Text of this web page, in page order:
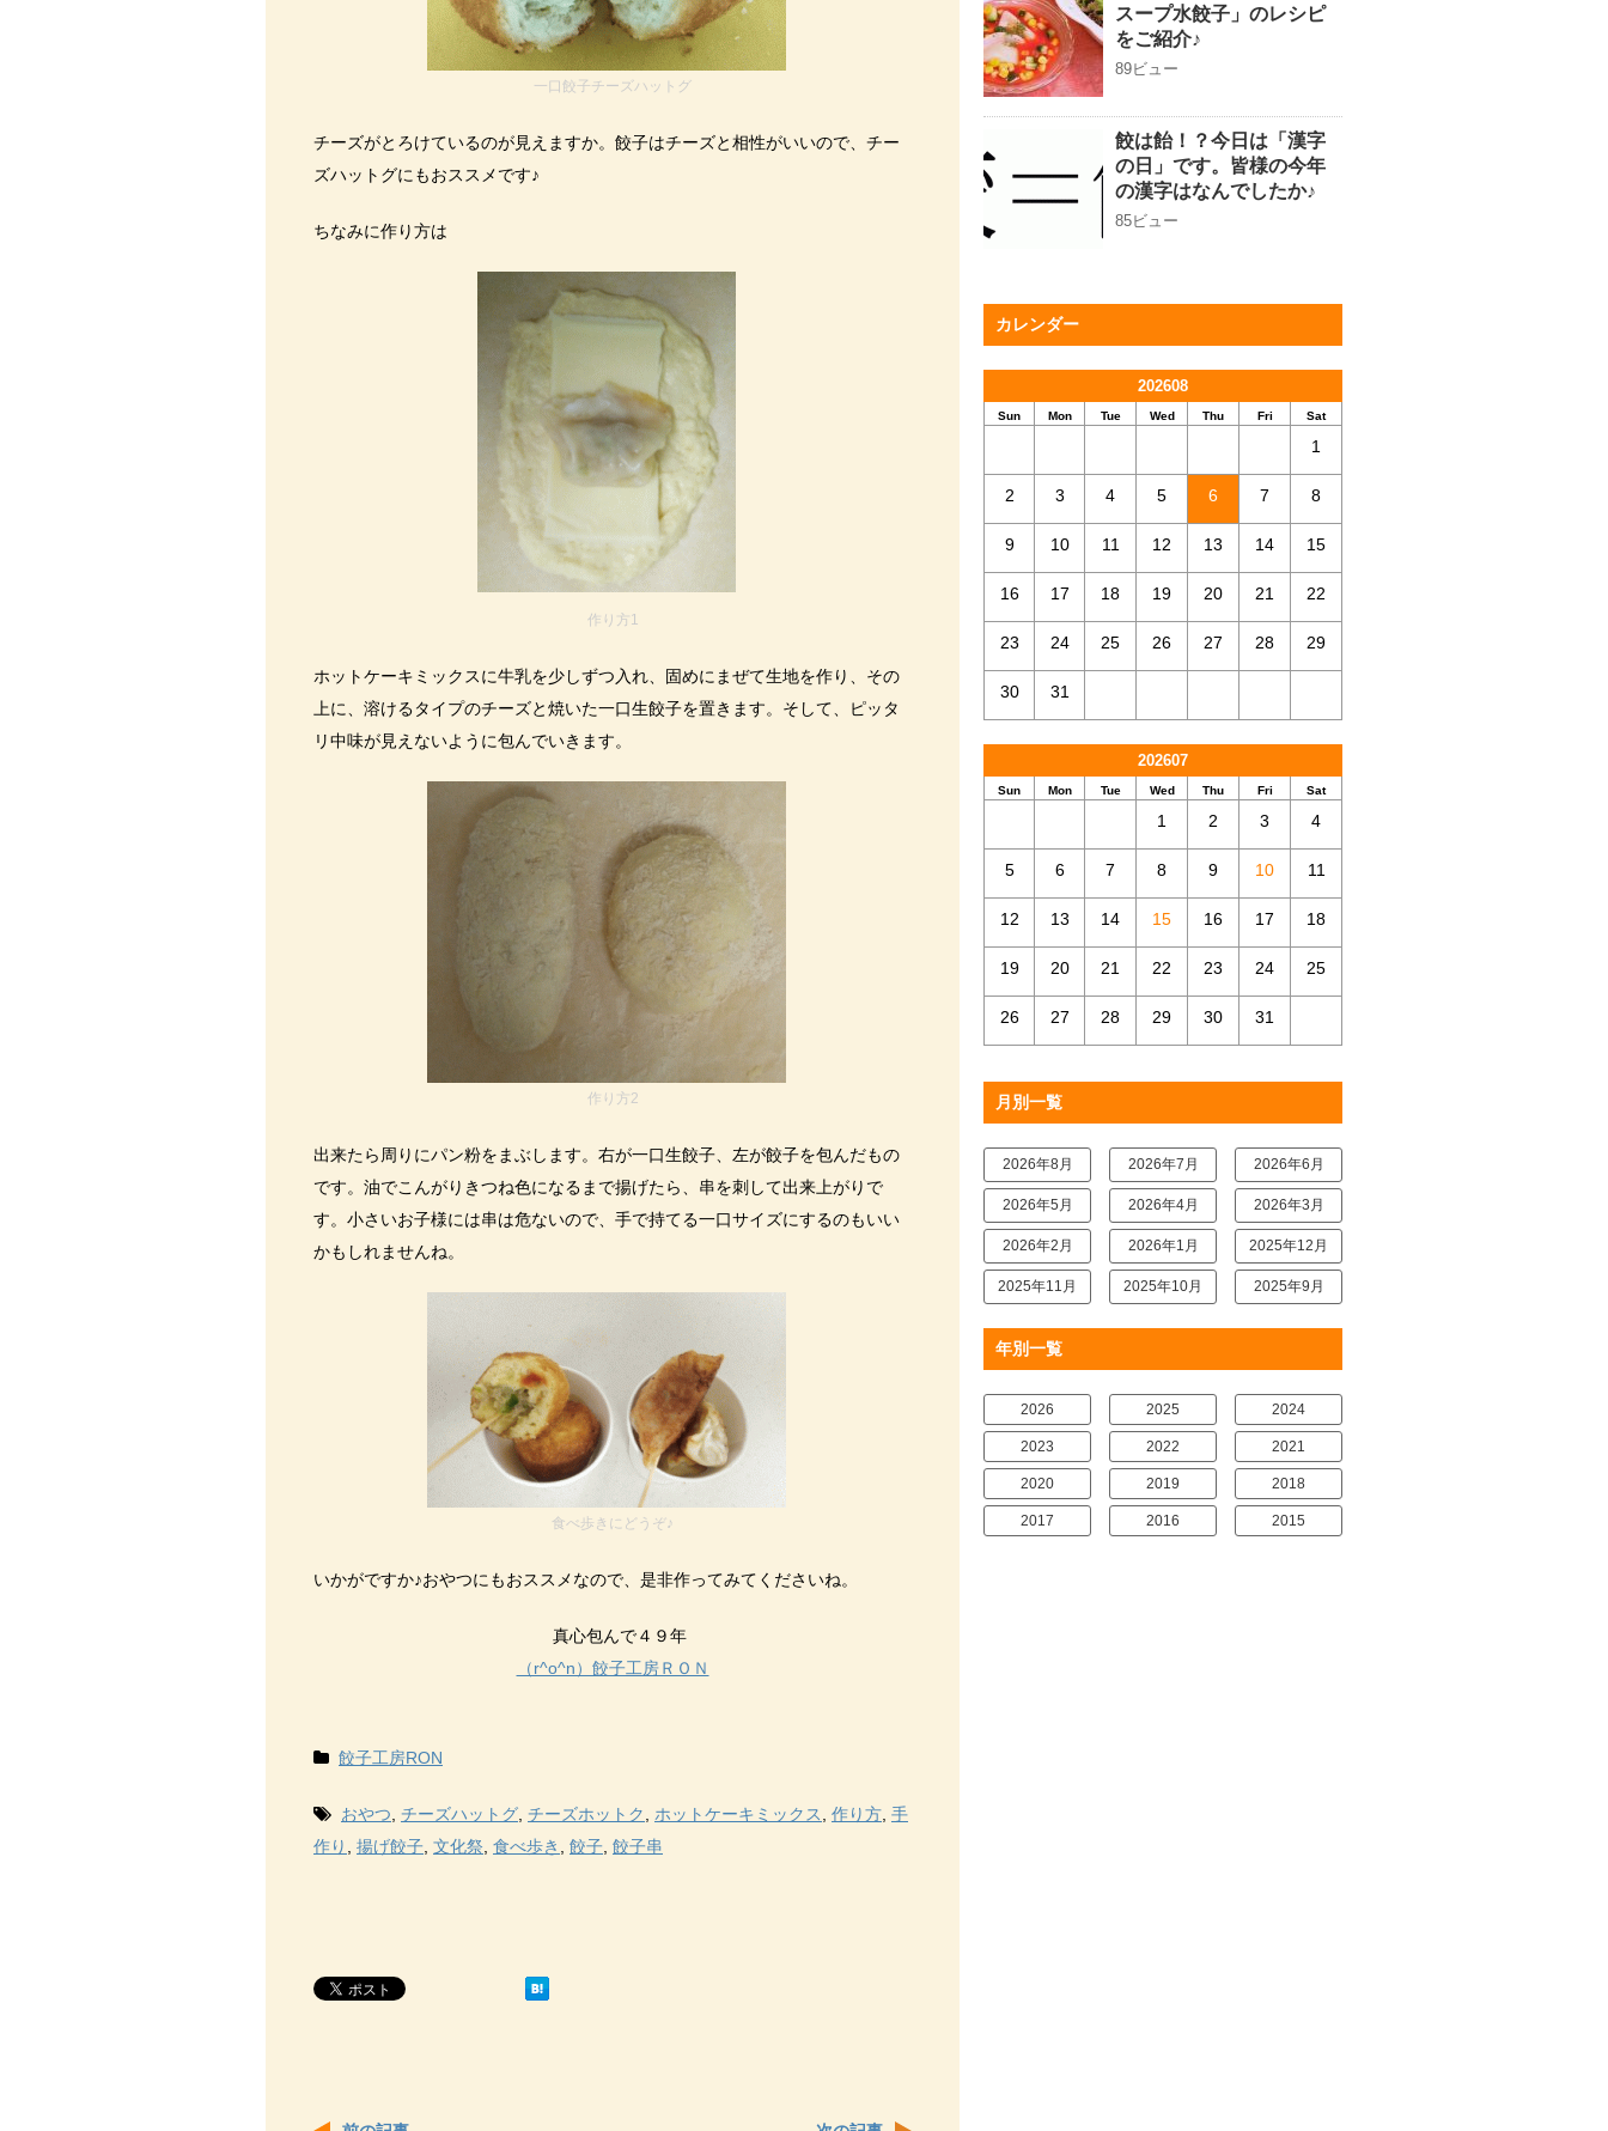
一口餃子チーズハットグ
チーズがとろけているのが見えますか。餃子はチーズと相性がいいので、チー
ズハットグにもおススメです♪
ちなみに作り方は
作り方1
ホットケーキミックスに牛乳を少しずつ入れ、固めにまぜて生地を作り、その
上に、溶けるタイプのチーズと焼いた一口生餃子を置きます。そして、ピッタ
リ中味が見えないように包んでいきます。
作り方2
出来たら周りにパン粉をまぶします。右が一口生餃子、左が餃子を包んだもの
です。油でこんがりきつね色になるまで揚げたら、串を刺して出来上がりで
す。小さいお子様には串は危ないので、手で持てる一口サイズにするのもいい
かもしれませんね。
食べ歩きにどうぞ♪
いかがですか♪おやつにもおススメなので、是非作ってみてくださいね。
真心包んで４９年
（r^o^n）餃子工房ＲＯＮ
餃子工房RON
おやつ チーズハットグ チーズホットク ホットケーキミックス 作り方 手
作り
揚げ餃子 文化祭 食べ歩き 餃子 餃子串
スープ水餃子」のレシピ
をご紹介♪
89ビュー
餃は飴！？今日は「漢字
の日」です。皆様の今年
の漢字はなんでしたか♪
85ビュー
カレンダー
202608
Sun Mon Tue Wed Thu Fri Sat
1
2 3 4 5 6 7 8
9 10 11 12 13 14 15
16 17 18 19 20 21 22
23 24 25 26 27 28 29
30 31
202607
Sun Mon Tue Wed Thu Fri Sat
1 2 3 4
5 6 7 8 9 10 11
12 13 14 15 16 17 18
19 20 21 22 23 24 25
26 27 28 29 30 31
月別一覧
2026年8月 2026年7月 2026年6月
2026年5月 2026年4月 2026年3月
2026年2月 2026年1月 2025年12月
2025年11月 2025年10月 2025年9月
年別一覧
2026 2025 2024
2023 2022 2021
2020 2019 2018
2017 2016 2015